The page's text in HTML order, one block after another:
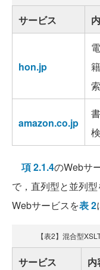
サービス
hon.jp
索
amazon.co.jp
項 2.1.4のWebサ
で，直列型と並列
Webサービスを表 2
【表2】混合型
サービス 内